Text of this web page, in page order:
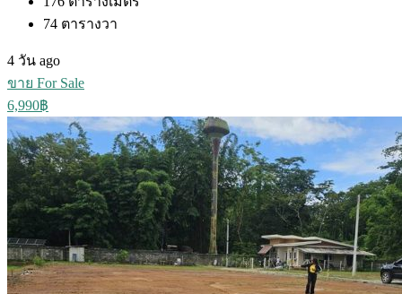
74 ตารางวา
4 วัน ago
ขาย For Sale
6,990฿